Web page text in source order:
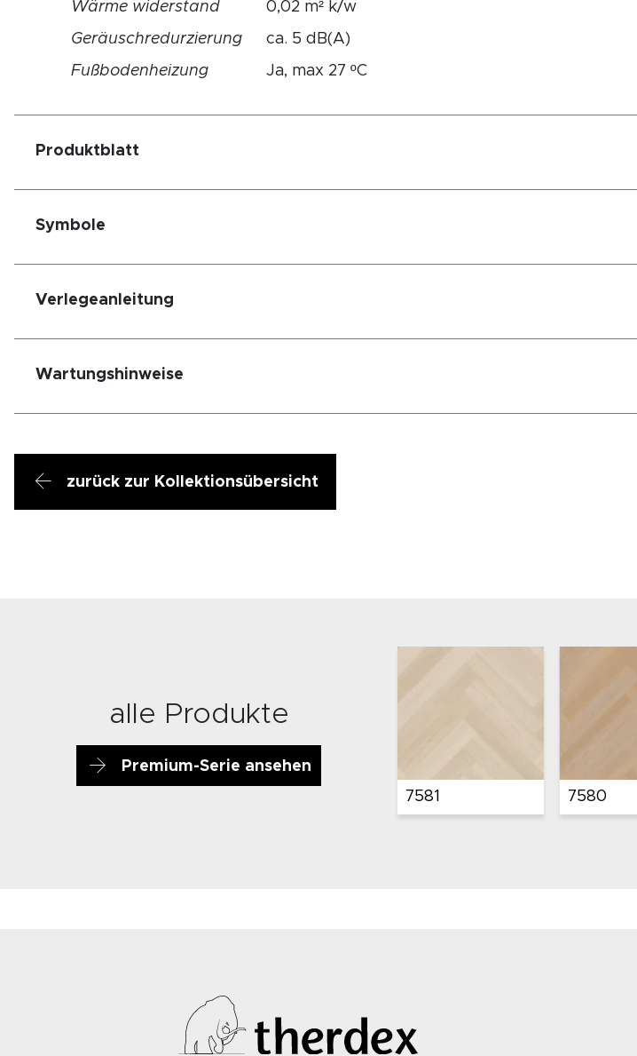
Wärme widerstand
0,02 m² k/w
Geräuschredurzierung
ca. 5 dB(A)
Fußbodenheizung
Ja, max 27 ºC
Produktblatt
Symbole
Verlegeanleitung
Wartungshinweise
zurück zur Kollektionsübersicht
alle Produkte
Premium-Serie ansehen
7585 15081